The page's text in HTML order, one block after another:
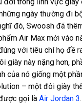
đời trong lĩnh vực giày
ngày thường đi
đó, Swoosh đã
Air Max mới vào
với tiêu chí họ đề
giày này nặng hơn,
của nó giống một
– một đôi giày
gọi là Air Jordan 3.